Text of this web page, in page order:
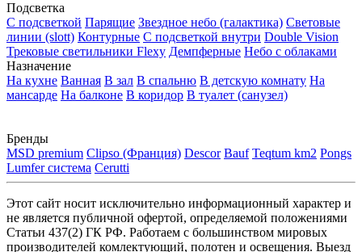
Подсветка
С подсветкой Парящие Звездное небо (галактика) Световые
линии (slott) Контурные С подсветкой внутри Double Vision
Трековые светильники Flexy Демпферные Небо с облаками
Назначение
На кухне Ванная В зал В спальню В детскую комнату На
мансарде На балконе В коридор В туалет (санузел)
Бренды
MSD premium Clipso (Франция) Descor Bauf Teqtum km2 Pongs
Lumfer система Cerutti
Этот сайт носит исключительно информационный характер и
не является публичной офертой, определяемой положениями
Статьи 437(2) ГК РФ. Работаем с большинством мировых
производителей комлектующий, полотен и освещения. Выезд